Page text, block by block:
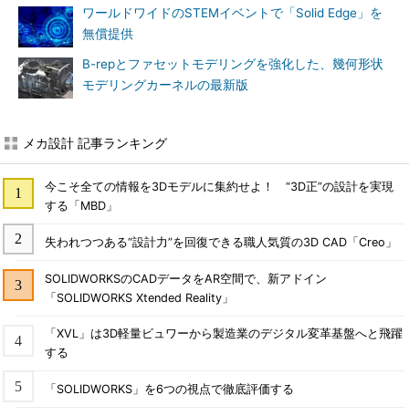
ワールドワイドのSTEMイベントで「Solid Edge」を
無償提供
B-repとファセットモデリングを強化した、幾何形状
モデリングカーネルの最新版
メカ設計 記事ランキング
今こそ全ての情報を3Dモデルに集約せよ！ “3D正”の設計を実現
する「MBD」
失われつつある“設計力”を回復できる職人気質の3D CAD「Creo」
SOLIDWORKSのCADデータをAR空間で、新アドイン
「SOLIDWORKS Xtended Reality」
「XVL」は3D軽量ビュワーから製造業のデジタル変革基盤へと飛躍
する
「SOLIDWORKS」を6つの視点で徹底評価する